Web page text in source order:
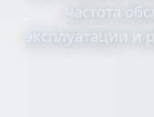
частота
эксплуатации и